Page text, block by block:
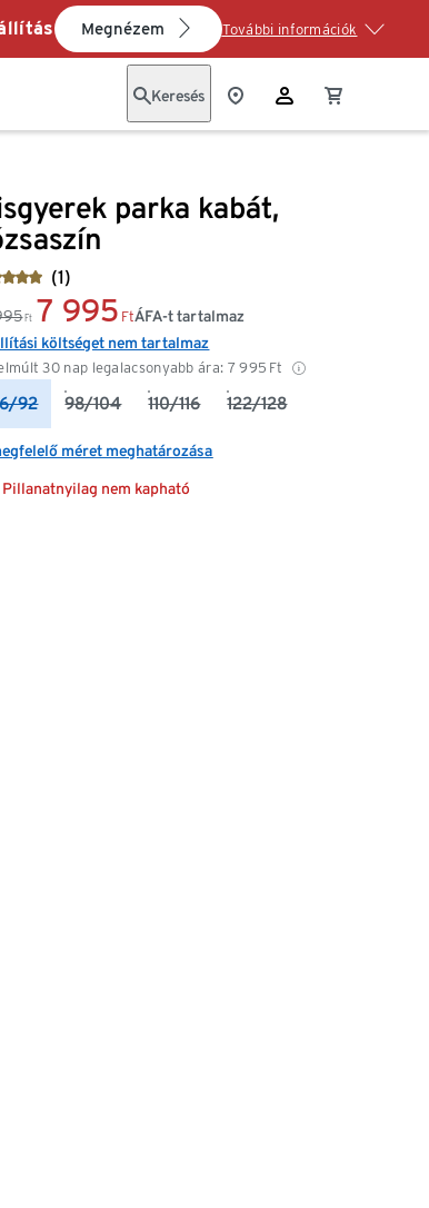
Megnézem További információk
Keresés
parka kabát,
(1)
Ft 7 995 Ft
30 nap legalacsonyabb ára: 7 995 Ft
ÁFA-t tartalmaz
költséget nem tartalmaz
92 98/104 110/116 122/128
méret meghatározása
Pillanatnyilag nem kapható